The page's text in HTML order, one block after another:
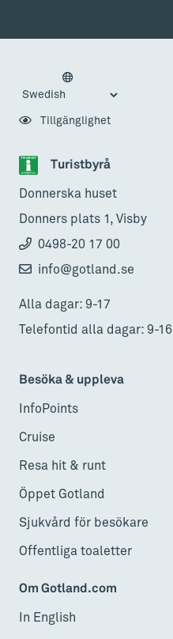
Turistbyrå
Donnerska huset
Donners plats 1, Visby
0498-20 17 00
info@gotland.se
Alla dagar: 9-17
Telefontid alla dagar: 9-16
Besöka & uppleva
InfoPoints
Cruise
Resa hit & runt
Öppet Gotland
Sjukvård för besökare
Offentliga toaletter
Om Gotland.com
In English
Tillgänglighet